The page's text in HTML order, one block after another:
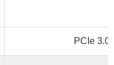
PCIe 3.0